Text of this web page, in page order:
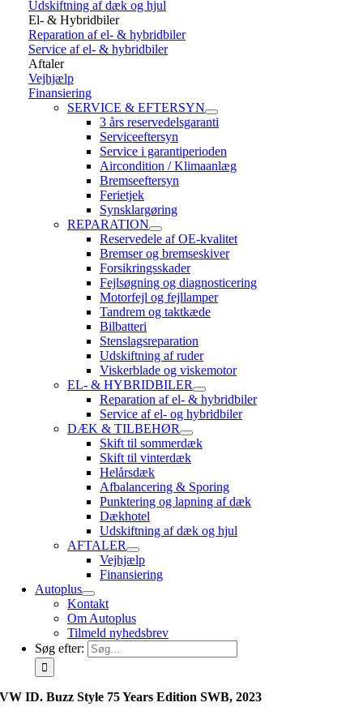
Udskiftning af dæk og hjul
El- & Hybridbiler
Reparation af el- & hybridbiler
Service af el- & hybridbiler
Aftaler
Vejhjælp
Finansiering
SERVICE & EFTERSYN
3 års reservedelsgaranti
Serviceeftersyn
Service i garantiperioden
Aircondition / Klimaanlæg
Bremseeftersyn
Ferietjek
Synsklargøring
REPARATION
Reservedele af OE-kvalitet
Bremser og bremseskiver
Forsikringsskader
Fejlsøgning og diagnosticering
Motorfejl og fejllamper
Tandrem og taktkæde
Bilbatteri
Stenslagsreparation
Udskiftning af ruder
Viskerblade og viskemotor
EL- & HYBRIDBILER
Reparation af el- & hybridbiler
Service af el- og hybridbiler
DÆK & TILBEHØR
Skift til sommerdæk
Skift til vinterdæk
Helårsdæk
Afbalancering & Sporing
Punktering og lapning af dæk
Dækhotel
Udskiftning af dæk og hjul
AFTALER
Vejhjælp
Finansiering
Autoplus
Kontakt
Om Autoplus
Tilmeld nyhedsbrev
Søg efter:
VW ID. Buzz Style 75 Years Edition SWB, 2023